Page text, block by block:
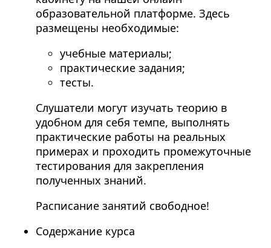
образовательной платформе. Здесь
размещены необходимые:
учебные материалы;
практические задания;
тесты.
Слушатели могут изучать теорию в
удобном для себя темпе, выполнять
практические работы на реальных
примерах и проходить промежуточные
тестирования для закрепления
полученных знаний.
Расписание занятий свободное!
Содержание курса